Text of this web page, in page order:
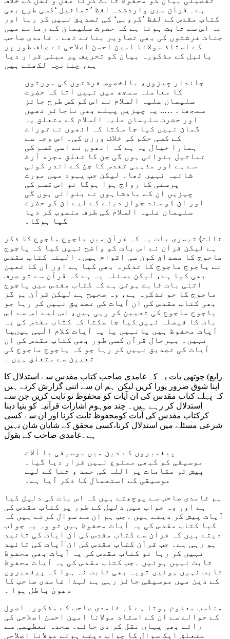
ہے۔ قرآن میں واردشدہ لفظ ’تماثیل ‘کسی طرح بھی
کتاب مقدس کے لفظ ’کروبی‘ کی تصدیق نہیں کر رہا اور
نہ اس سے ثابت ہوتا ہے کہ حضرت سلیمان کے زمانے میں
جنات فرشتوں کی بھی تصاویر بناتے تھے ۔ غامدی صاحب
کے استاذ مولانا امین احسن اصلاحی نے صاف طور پر
بائبل کے مذکورہ بیان کو تحریف پر مبنی قرار دیا
ہے، چنانچہ لکھتے ہیں
جاندار چیزوں، بالخصوص فرشتوں کی مورتوں
کا معاملہ سمجھ میں نہیں آتا کہ حضرت
سلیمان علیہ السلام نے اس کو کس طرح جائز
سمجھا۔ ….. یہ چیزیں پہلے بھی ناجائز تھیں
اور حضرت سلیمان علیہ السلام کے متعلق یہ
گمان نہیں کیا جا سکتا کہ انھوں نے تورات
کے کسی حکم کی خلاف ورزی کی۔ اس وجہ سے
ہمارا خیال یہ ہے کہ انھوں نے اسی قسم کی
تماثیل بنوائی ہوں گی جن کا تعلق مجرد آرٹ
سے ہے اور مذہبی تقدس کا جن کے اندر کوئی
شائبہ نہیں تھا۔ لیکن جب یہود میں مورت
پرستی کا رواج ہوا ہوگا تو اس قسم کی
چیزیں ان کے بادشاہوں نے بنوائی ہوں گی
اور ان کو سند جواز دینے کے لیے ان کو حضرت
سلیمان علیہ السلام کی طرف منسوب کر دیا
گیا ہوگا۔
ثالث) تیسری بات یہ کہ قرآن میں یاجوج ماجوج کا ذکر
ہے لیکن قرآن نے اس بات کو واضح نہیں کیا کہ یاجوج
ماجوج کا مصداق کون سی اقوام ہیں۔ البتہ کتاب مقدس
نے یاجوج ماجوج کا تذکرہ بھی کیا ہے اور ان کا تعین
بھی کیا ہے، لیکن مسئلہ یہ ہے کہ قرآن سے تو صرف
اتنی بات ثابت ہوتی ہے کہ کتاب مقدس میں یاجوج
ماجوج کا جو تذکرہ ہے، وہ صحیح ہے لیکن قرآن ہر گز
بھی کتاب مقدس کی ان آیات کی تصدیق نہیں کر رہا جو
یاجوج ماجوج کی تعیین کر رہی ہیں، اس لیے اس سے اس
بات کا فیصلہ نہیں کیا جا سکتا کہ کتاب مقدس کی یہ
آیات محفوظ ہیں یانہیں یا یہ آیات کلام الٰہی ہیںیا
نہیں۔ بہرحال قرآن کسی طور بھی کتاب مقدس کی ان
آیات کی تصدیق نہیں کر رہا جو کہ یاجوج ماجوج کی
رابع) چوتھی بات یہ کہ غامدی صاحب کتاب مقدس سے استدلال کا
اپنا شوق ضرور پورا کریں لیکن ہم ان سے اتنی گزارش کرتے ہیں
کہ پہلے کتاب مقدس کی ان آیات کو محفوظ تو ثابت کریں جن سے
استدلال کر رہے ہیں۔ چند موہوم اشارات قرآنیہ کو بنیا دبنا
کرکتاب مقدس کی آیات کومحفوظ ثابت کرنا اور ان سے کسی
شرعی مسئلے میں استدلال کرنا،کسی محقق کے شایان شان نہیں
ہے۔غامدی صاحب کے بقول
پیغمبروں کے دین میں موسیقی یا آلات
موسیقی کو کبھی ممنوع نہیں قرار دیا گیا۔
بیش تر مقامات پر اللہ کی حمد و ثنا کے لیے
موسیقی کے استعمال کا ذکر آیا ہے۔
ہم غامدی صاحب سے پوچھتے ہیں کہ اس بات کی دلیل کیا
ہے اور وہ جواب میں دلیل کے طور پر کتاب مقدس کی
آیات پیش کر دیتے ہیں ۔جب ہم ان سے سوال کرتے ہیں کہ
کیا کتاب مقدس کی یہ آیات محفوظ ہیں تو وہ یہ جواب
دیتے ہیں کہ قرآن سے کتاب مقدس کی ان آیات کی تائید
ہو رہی ہے۔ جب قرآن کتاب مقدس کی ان آیات کی تائید
نہیں کر رہا تو کتاب مقدس کی یہ آیات بھی محفوظ
ثابت نہیں ہوئیں ۔جب کتاب مقدس کی یہ آیات محفوظ
ثابت نہیں ہوئیں تویہ بھی ثابت نہ ہوا کہ پیغمبروں
کے دین میں موسیقی جائز رہی ہے لہذا غامدی صاحب کا
مناسب معلوم ہوتا ہے کہ غامدی صاحب کے مذکورہ اصول
کے حوالے سے ان کے استاد مولانا امین احسن اصلاحی کی
رائے بھی یہاں نقل کر دی جائے۔ سجدہ تعظیمی سے
متعلق ایک سوال کا جواب دیتے ہوئے مولانا اصلاحی